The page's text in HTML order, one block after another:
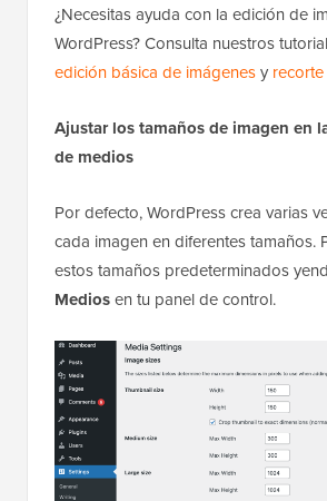
¿Necesitas ayuda con la edición de
WordPress? Consulta nuestros
edición básica de imágenesy
Ajustar los tamaños de imagen en
de medios
Por defecto, WordPress crea varias
cada imagen en diferentes tamaños.
estos tamaños predeterminados
Mediosen tu panel de control.